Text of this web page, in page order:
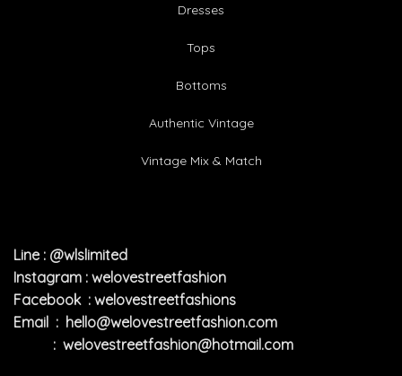
Dresses
Tops
Bottoms
Authentic Vintage
Vintage Mix & Match
Line : @wlslimited
Instagram : welovestreetfashion
Facebook : welovestreetfashions
Email : hello@welovestreetfashion.com
: welovestreetfashion@hotmail.com